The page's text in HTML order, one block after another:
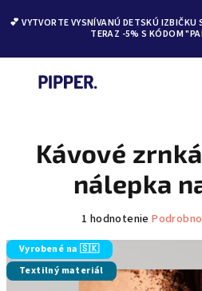
💕 VYTVORTE VYSNÍVANÚ DETSKÚ IZBIČKU
TERAZ -5% S KÓDOM
Kávové
nálepka
produktu
je
5,0
1 hodnotenie
Vyrobené na 🇸🇰
Textilný materiál